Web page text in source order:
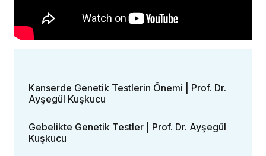
Kanserde Genetik Testlerin Önemi | Prof. Dr.
Ayşegül Kuşkucu
Gebelikte Genetik Testler | Prof. Dr. Ayşegül
Kuşkucu